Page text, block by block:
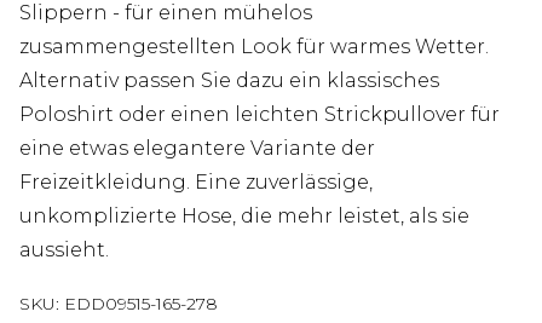
Slippern - für einen mühelos
zusammengestellten Look für warmes Wetter.
Alternativ passen Sie dazu ein klassisches
Poloshirt oder einen leichten Strickpullover für
eine etwas elegantere Variante der
Freizeitkleidung. Eine zuverlässige,
unkomplizierte Hose, die mehr leistet, als sie
aussieht.
SKU: EDD09515-165-278